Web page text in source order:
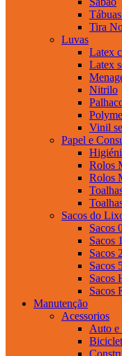
Tira
Luvas
Latex
Latex
Nitrilo
Vinil
Papel e
Rolos
Rolos
Sacos do
Sacos
Sacos
Sacos
Sacos
Sacos
Sacos
Manutenção
Acessorios
Auto e